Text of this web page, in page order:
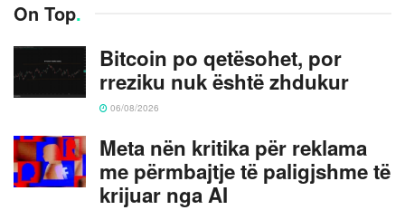
On Top.
Bitcoin po qetësohet, por
rreziku nuk është zhdukur
06/08/2026
Meta nën kritika për reklama
me përmbajtje të paligjshme të
krijuar nga AI